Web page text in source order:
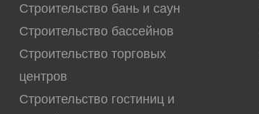
Строительство бань и саун
Строительство бассейнов
Строительство торговых
центров
Строительство гостиниц и